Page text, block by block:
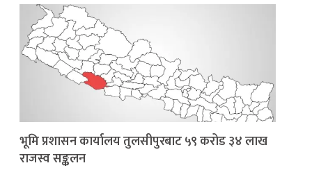
भूमि प्रशासन कार्यालय तुलसीपुरबाट ५९ करोड ३४ लाख
राजस्व सङ्कलन